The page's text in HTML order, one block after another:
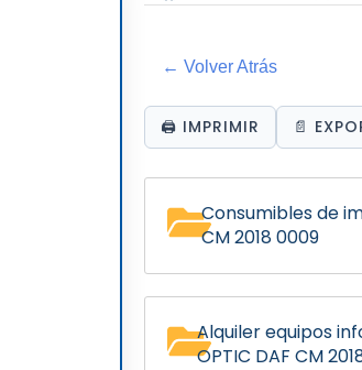
← Volver Atrás
🖨️ IMPRIMIR 📄
Consumibles de
CM 2018 0009
Alquiler equipos
OPTIC DAF CM